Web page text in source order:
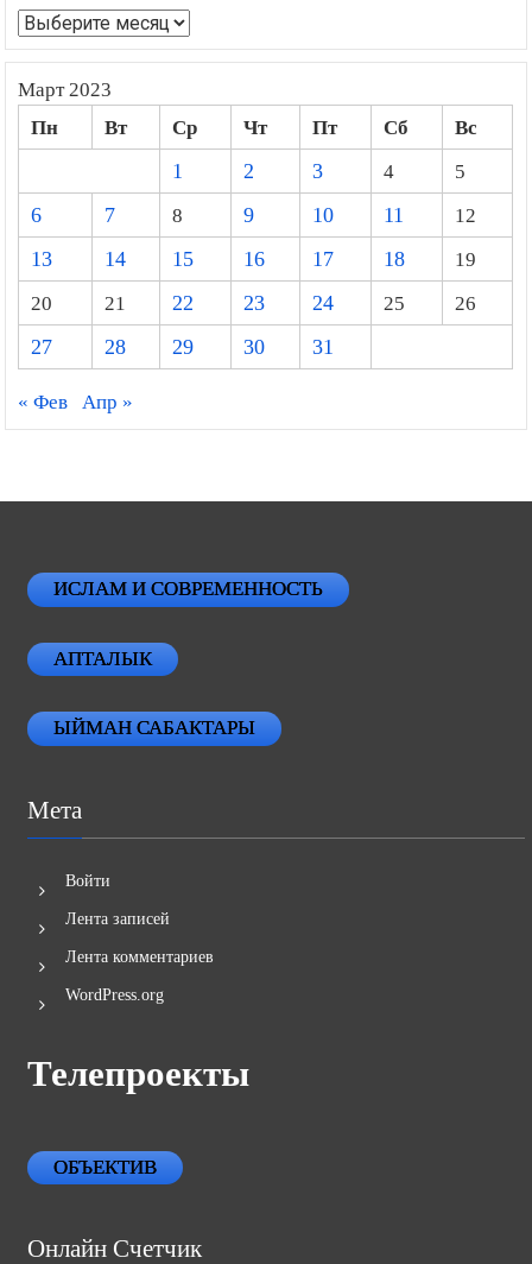
Архивы
Март 2023
Пн Вт Ср Чт Пт Сб
Вс
1
2 3 4
5
6
7 8 9 10 11
12
13
14 15 16 17 18
19
20
21 22 23 24 25
26
27
28 29 30 31
« Фев Апр »
ИСЛАМ И СОВРЕМЕННОСТЬ
АПТАЛЫК
ЫЙМАН САБАКТАРЫ
Мета
Войти
Лента записей
Лента комментариев
WordPress.org
Телепроекты
ОБЪЕКТИВ
Онлайн Счетчик